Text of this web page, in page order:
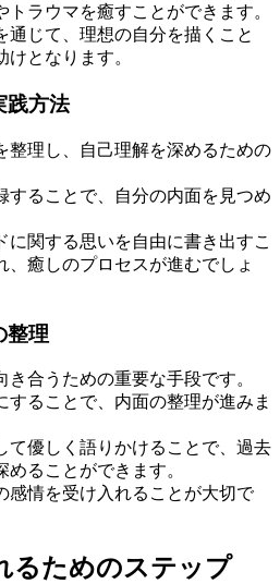
ラウマを癒すことができます。
通じて、理想の自分を描くこと
となります。
践方法
整理し、自己理解を深めるための
することで、自分の内面を見つめ
に関する思いを自由に書き出すこ
、癒しのプロセスが進むでしょ
整理
合うための重要な手段です。
することで、内面の整理が進みま
て優しく語りかけることで、過去
ることができます。
感情を受け入れることが大切で
るためのステップ